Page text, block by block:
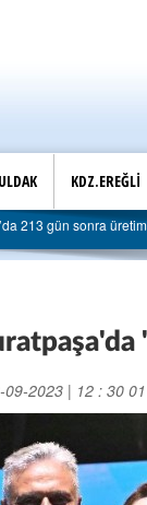
KDZ.EREĞLİ
üretim yeniden
09-2023 | 12 : 30 01